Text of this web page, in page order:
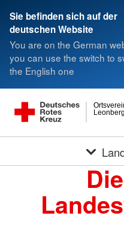
Sie befinden sich auf der
deutschen Website
You are on the German
you can use the switch to
the English one